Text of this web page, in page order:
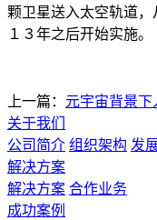
颗卫星送入太空轨道
１３年之后开始实施。
上一篇： 元宇宙背景
关于我们
公司简介 组织架构 发
解决方案
解决方案 合作业务
成功案例